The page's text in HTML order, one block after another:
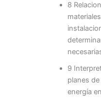
8
9
planes
energía